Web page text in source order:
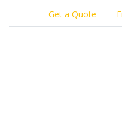
Get a Quote